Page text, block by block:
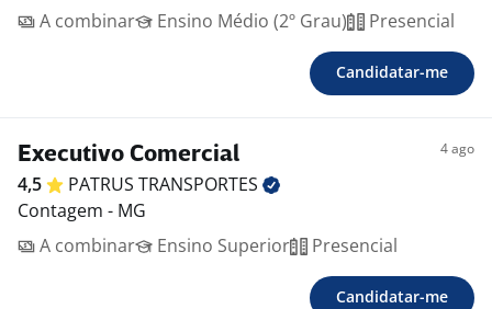
A combinar
Ensino Médio (2º Grau) Presencial
Candidatar-me
Executivo Comercial 4 ago
4,5 PATRUS TRANSPORTES
Contagem - MG
A combinar
Ensino Superior Presencial
Candidatar-me